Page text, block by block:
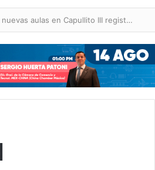
SSPC implementa operativo vial para accesos y salidas de la FENAPO 2026